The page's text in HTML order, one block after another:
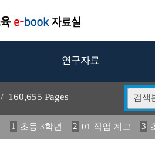
연구자료
160,655 Pages 검색
1 초등 3학년 2 01 직업 계고 3
5 2024 교육 정책 6 활동 안정화